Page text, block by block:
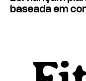
baseada em